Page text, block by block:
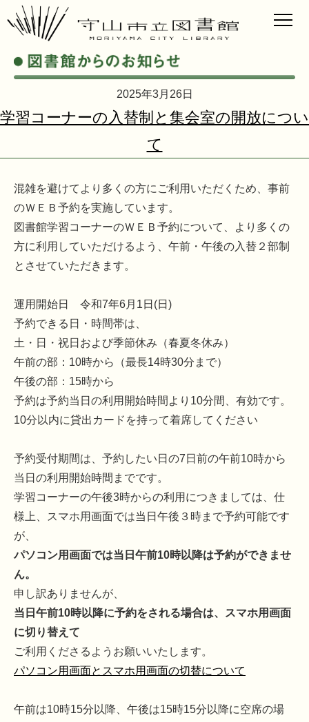
2025年3月26日
学習コーナーの入替制と集会室の開放につい
て
混雑を避けてより多くの方にご利用いただくため、事前
のＷＥＢ予約を実施しています。
図書館学習コーナーのＷＥＢ予約について、より多くの
方に利用していただけるよう、午前・午後の入替２部制
とさせていただきます。
運用開始日 令和7年6月1日(日)
予約できる日・時間帯は、
土・日・祝日および季節休み（春夏冬休み）
午前の部：10時から（最長14時30分まで）
午後の部：15時から
予約は予約当日の利用開始時間より10分間、有効です。
10分以内に貸出カードを持って着席してください
予約受付期間は、予約したい日の7日前の午前10時から
当日の利用開始時間までです。
学習コーナーの午後3時からの利用につきましては、仕
様上、スマホ用画面では当日午後３時まで予約可能です
が、
パソコン用画面では当日午前10時以降は予約ができませ
ん。
申し訳ありませんが、
当日午前10時以降に予約をされる場合は、スマホ用画面
に切り替えて
ご利用くださるようお願いいたします。
パソコン用画面とスマホ用画面の切替について
午前は10時15分以降、午後は15時15分以降に空席の場